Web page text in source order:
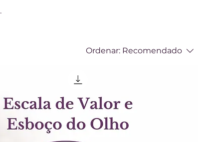
Ordenar: Recomendado